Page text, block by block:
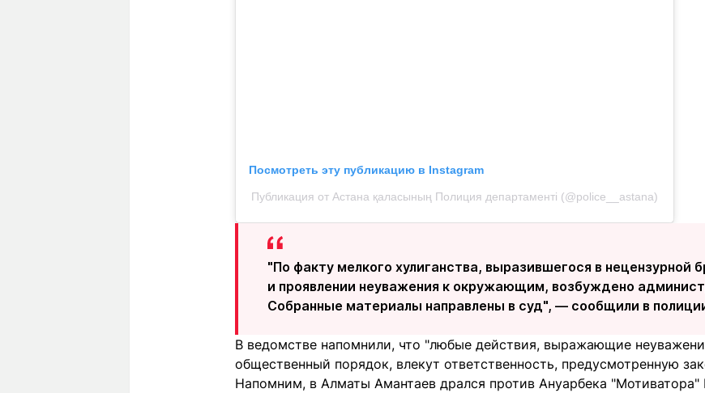
Посмотреть эту публикацию в Instagram
Публикация от Астана қаласының Полиция департаменті (@police__astana)
"По факту мелкого хулиганства, выразившегося в нецензурной
и проявлении неуважения к окружающим, возбуждено
Собранные материалы направлены в суд", — сообщили в
В ведомстве напомнили, что "любые действия, выражающие
общественный порядок, влекут ответственность, предусмотренную
Напомним, в Алматы Амантаев дрался против Ануарбека "Мотиватора"